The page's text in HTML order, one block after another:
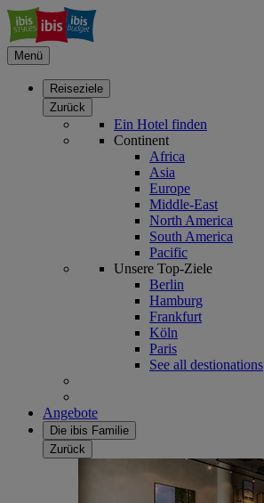
Menü
Reiseziele
Zurück
Ein Hotel finden
Continent
Africa
Asia
Europe
Middle-East
North America
South America
Pacific
Unsere Top-Ziele
Berlin
Hamburg
Frankfurt
Köln
Paris
See all destionations
Angebote
Die ibis Familie
Zurück